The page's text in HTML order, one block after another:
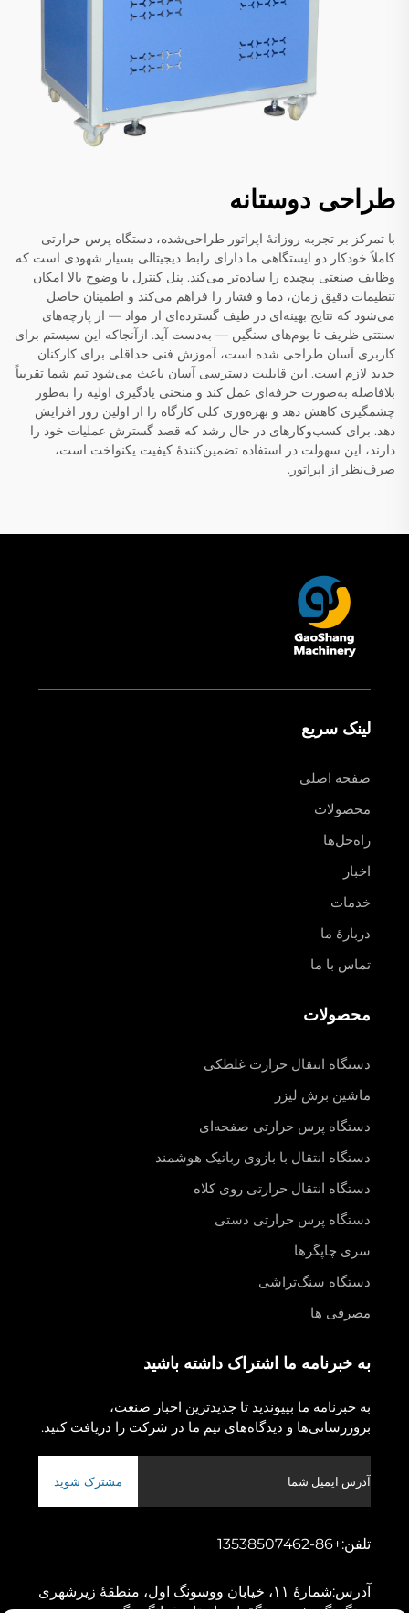
طراحی دوستانه
با تمرکز بر تجربه روزانهٔ اپراتور طراحی‌شده، دستگاه پرس حرارتی
کاملاً خودکار دو ایستگاهی ما دارای رابط دیجیتالی بسیار شهودی است که
وظایف صنعتی پیچیده را ساده‌تر می‌کند. پنل کنترل با وضوح بالا امکان
تنظیمات دقیق زمان، دما و فشار را فراهم می‌کند و اطمینان حاصل
می‌شود که نتایج بهینه‌ای در طیف گسترده‌ای از مواد — از پارچه‌های
سنتتی ظریف تا بوم‌های سنگین — به‌دست آید. ازآنجاکه این سیستم برای
کاربری آسان طراحی شده است، آموزش فنی حداقلی برای کارکنان
جدید لازم است. این قابلیت دسترسی آسان باعث می‌شود تیم شما تقریباً
بلافاصله به‌صورت حرفه‌ای عمل کند و منحنی یادگیری اولیه را به‌طور
چشمگیری کاهش دهد و بهره‌وری کلی کارگاه را از اولین روز افزایش
دهد. برای کسب‌وکارهای در حال رشد که قصد گسترش عملیات خود را
دارند، این سهولت در استفاده تضمین‌کنندهٔ کیفیت یکنواخت است،
صرف‌نظر از اپراتور.
لینک سریع
صفحه اصلی
محصولات
راه‌حل‌ها
اخبار
خدمات
دربارهٔ ما
تماس با ما
محصولات
دستگاه انتقال حرارت غلطکی
ماشین برش لیزر
دستگاه پرس حرارتی صفحه‌ای
دستگاه انتقال با بازوی رباتیک هوشمند
دستگاه انتقال حرارتی روی کلاه
دستگاه پرس حرارتی دستی
سری چاپگرها
دستگاه سنگ‌تراشی
مصرفی ها
به خبرنامه ما اشتراک داشته باشید
به خبرنامه ما بپیوندید تا جدیدترین اخبار صنعت،
بروزرسانی‌ها و دیدگاه‌های تیم ما در شرکت را دریافت کنید.
مشترک شوید
تلفن:+86-13538507462
آدرس:
شمارهٔ ۱۱، خیابان ووسونگ اول، منطقهٔ زیرشهری